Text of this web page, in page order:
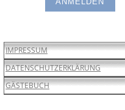
IMPRESSUM
DATENSCHUTZERKLÄRUNG
GÄSTEBUCH